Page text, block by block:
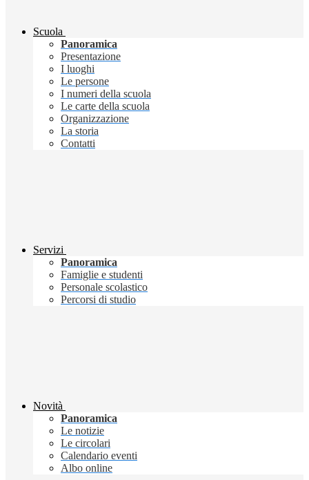
Scuola
Panoramica
Presentazione
I luoghi
Le persone
I numeri della scuola
Le carte della scuola
Organizzazione
La storia
Contatti
Servizi
Panoramica
Famiglie e studenti
Personale scolastico
Percorsi di studio
Novità
Panoramica
Le notizie
Le circolari
Calendario eventi
Albo online